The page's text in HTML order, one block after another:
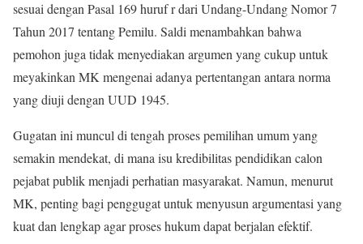
sesuai dengan Pasal 169 huruf r dari Undang-Undang Nomor 7
Tahun 2017 tentang Pemilu. Saldi menambahkan bahwa
pemohon juga tidak menyediakan argumen yang cukup untuk
meyakinkan MK mengenai adanya pertentangan antara norma
yang diuji dengan UUD 1945.
Gugatan ini muncul di tengah proses pemilihan umum yang
semakin mendekat, di mana isu kredibilitas pendidikan calon
pejabat publik menjadi perhatian masyarakat. Namun, menurut
MK, penting bagi penggugat untuk menyusun argumentasi yang
kuat dan lengkap agar proses hukum dapat berjalan efektif.